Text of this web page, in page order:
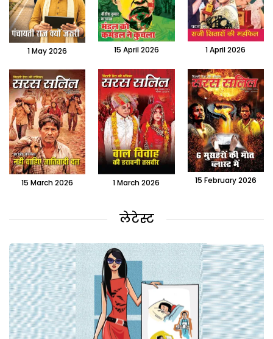
1 May 2026 15 April 2026 1 April 2026
15 March 2026 1 March 2026 15 February 2026
लेटेस्ट